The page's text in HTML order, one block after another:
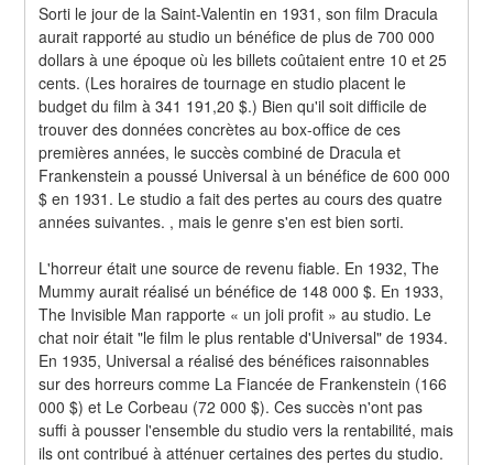
Sorti le jour de la Saint-Valentin en 1931, son film Dracula
aurait rapporté au studio un bénéfice de plus de 700 000
dollars à une époque où les billets coûtaient entre 10 et 25
cents. (Les horaires de tournage en studio placent le
budget du film à 341 191,20 $.) Bien qu'il soit difficile de
trouver des données concrètes au box-office de ces
premières années, le succès combiné de Dracula et
Frankenstein a poussé Universal à un bénéfice de 600 000
$ en 1931. Le studio a fait des pertes au cours des quatre
années suivantes. , mais le genre s'en est bien sorti.
L'horreur était une source de revenu fiable. En 1932, The
Mummy aurait réalisé un bénéfice de 148 000 $. En 1933,
The Invisible Man rapporte « un joli profit » au studio. Le
chat noir était "le film le plus rentable d'Universal" de 1934.
En 1935, Universal a réalisé des bénéfices raisonnables
sur des horreurs comme La Fiancée de Frankenstein (166
000 $) et Le Corbeau (72 000 $). Ces succès n'ont pas
suffi à pousser l'ensemble du studio vers la rentabilité, mais
ils ont contribué à atténuer certaines des pertes du studio.